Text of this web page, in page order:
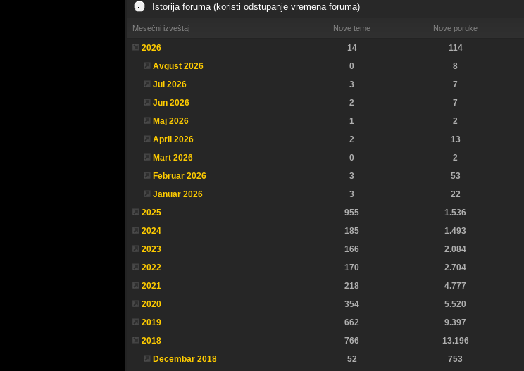
Istorija foruma (koristi odstupanje vremena foruma)
Mesečni izveštaj Nove teme Nove poruke
2026 14 114
Avgust 2026
0 8
Jul 2026
3 7
Jun 2026
2 7
Maj 2026
1 2
April 2026
2 13
Mart 2026
0 2
Februar 2026
3 53
Januar 2026
3 22
2025
955 1.536
2024
185 1.493
2023
166 2.084
2022
170 2.704
2021
218 4.777
2020
354 5.520
2019
662 9.397
2018
766 13.196
Decembar 2018
52 753